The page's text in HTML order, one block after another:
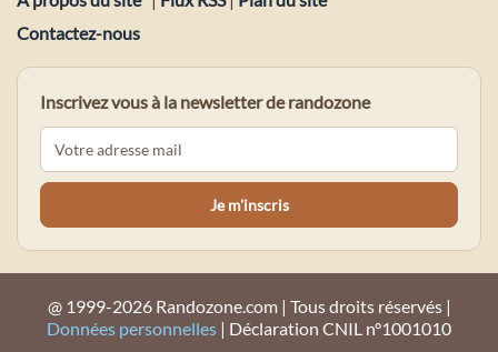
Contactez-nous
Inscrivez vous à la newsletter de randozone
@ 1999-2026 Randozone.com | Tous droits réservés |
Données personnelles | Déclaration CNIL n°1001010